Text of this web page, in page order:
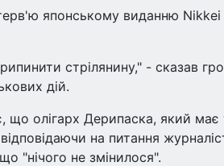
японському виданню
стрілянину," - сказав
дій.
олігарх Дерипаска, який має
на питання
"нічого не змінилося".